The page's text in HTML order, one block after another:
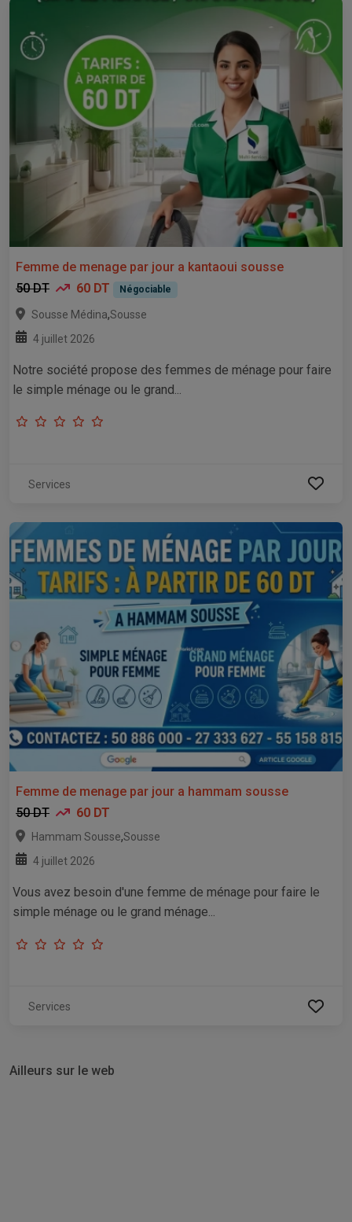
Femme de menage par jour a kantaoui sousse
50 DT
60 DT Négociable
Sousse Médina,Sousse
4 juillet 2026
Notre société propose des femmes de ménage pour faire
le simple ménage ou le grand...
Services
Femme de menage par jour a hammam sousse
50 DT
60 DT
Hammam Sousse,Sousse
4 juillet 2026
Vous avez besoin d'une femme de ménage pour faire le
simple ménage ou le grand ménage...
Services
Ailleurs sur le web